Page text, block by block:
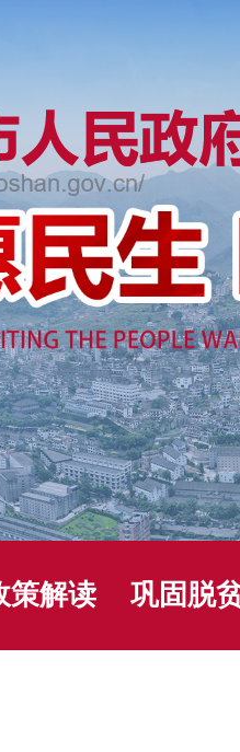
策解读 巩固脱